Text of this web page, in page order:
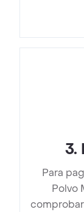
3.
Para
Polvo